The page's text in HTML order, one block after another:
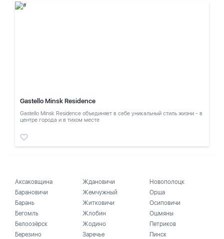
Gastello Minsk Residence
Gastello Minsk Residence объединяет в себе уникальный стиль жизни - в
центре города и в тихом месте
Аксаковщина
Барановичи
Барань
Бегомль
Белоозёрск
Березино
Ждановичи
Жемчужный
Житковичи
Жлобин
Жодино
Заречье
Новополоцк
Орша
Осиповичи
Ошмяны
Петриков
Пинск